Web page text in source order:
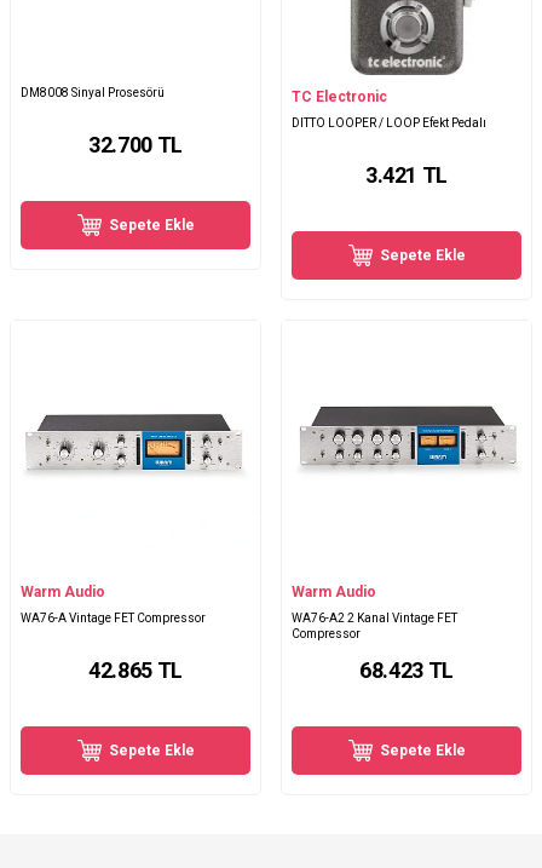
DM8008 Sinyal Prosesörü
32.700TL
Sepete Ekle
TC Electronic
DITTO LOOPER / LOOP Efekt Pedalı
3.421 TL
Sepete Ekle
Warm Audio
WA76-A Vintage FET Compressor
42.865TL
Sepete Ekle
Warm Audio
WA76-A2 2 Kanal Vintage FET
Compressor
68.423TL
Sepete Ekle